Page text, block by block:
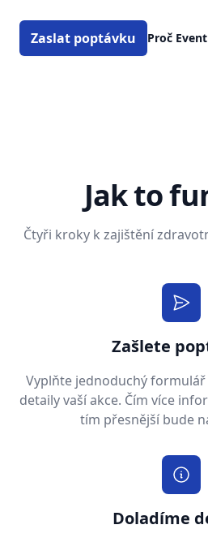
Zaslat poptávku Proč
Jak to
Čtyři kroky k zajištění
Zašlete
Vyplňte jednoduchý
detaily vaší akce. Čím více
tím přesnější bude
Doladíme